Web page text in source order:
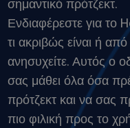
σημαντικό πρότζεκτ.
Ενδιαφέρεστε για το
τι ακριβώς είναι ή
ανησυχείτε. Αυτός ο
σας μάθει όλα όσα
πρότζεκτ και να σας
πιο φιλική προς το